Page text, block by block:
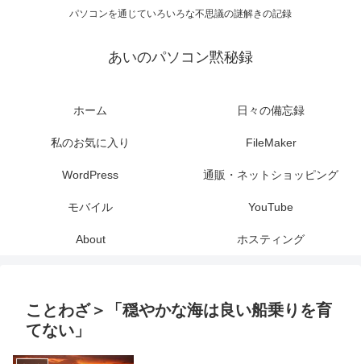
パソコンを通じていろいろな不思議の謎解きの記録
あいのパソコン黙秘録
ホーム 日々の備忘録
私のお気に入り FileMaker
WordPress 通販・ネットショッピング
モバイル YouTube
About ホスティング
ことわざ＞「穏やかな海は良い船乗りを育
てない」